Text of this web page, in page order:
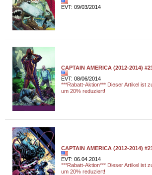
EVT: 09/03/2014
CAPTAIN AMERICA (2012-2014)
EVT: 08/06/2014
***Rabatt-Aktion*** Dieser Artikel ist
um 20% reduziert!
CAPTAIN AMERICA (2012-2014)
EVT: 06.04.2014
***Rabatt-Aktion*** Dieser Artikel ist
um 20% reduziert!